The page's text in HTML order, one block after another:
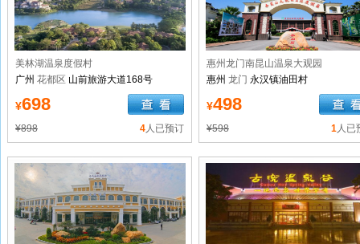
美林湖温泉度假村
广州 花都区 山前旅游大道168号
¥698
¥898 4人已预订
惠州龙门南昆山温泉大观园
惠州 龙门 永汉镇油田村
¥498
¥598 1人已